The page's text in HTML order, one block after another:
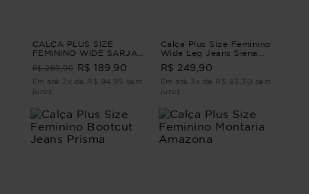
CALÇA PLUS SIZE
FEMININO WIDE SARJA
ATHENAS Marrom M
R$ 269,90 R$ 189,90
Em até 2x de R$ 94,95 sem
juros
Calça Plus Size Feminino
Wide Leg Jeans Siena
CALÇA WIDE LEG JEANS
SIENA M - 44
R$ 249,90
Em até 3x de R$ 83,30 sem
juros